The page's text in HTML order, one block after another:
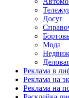
Досуг
Мода
Реклама в
Реклама на
Реклама на